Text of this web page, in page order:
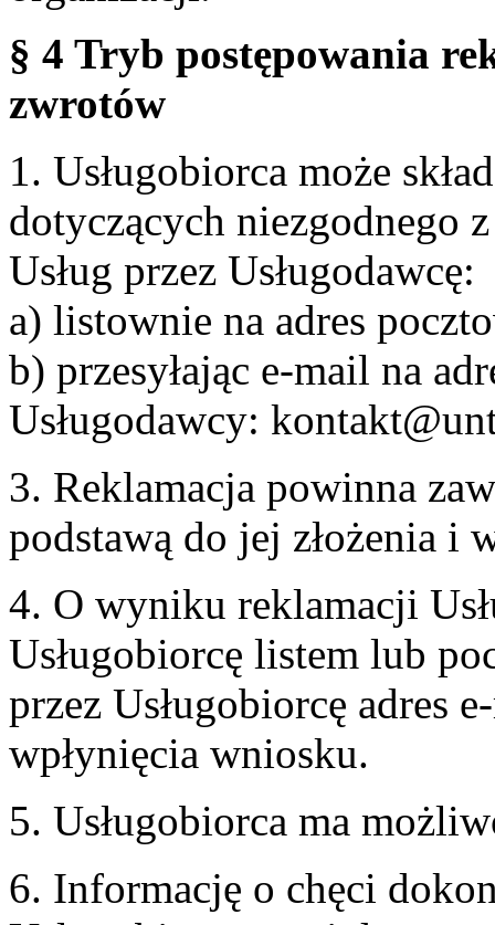
§ 4 Tryb postępowania
zwrotów
1. Usługobiorca może
dotyczących niezgodnego
Usług przez Usługodawcę:
a) listownie na adres
b) przesyłając e-mail na
Usługodawcy:
3. Reklamacja powinna
podstawą do jej złożenia i
4. O wyniku reklamacji
Usługobiorcę listem lub
przez Usługobiorcę adres
wpłynięcia wniosku.
5. Usługobiorca ma
6. Informację o chęci